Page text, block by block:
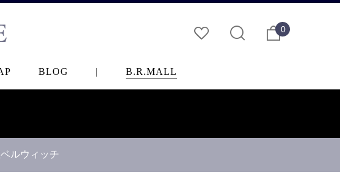
0
BLOG | B.R.MALL
ルウィッチ